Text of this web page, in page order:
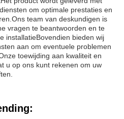
om optimale prestaties en
team van deskundigen is
vragen te beantwoorden en te
installatieBovendien bieden wij
aan om eventuele problemen
toewijding aan kwaliteit en
u op ons kunt rekenen om uw